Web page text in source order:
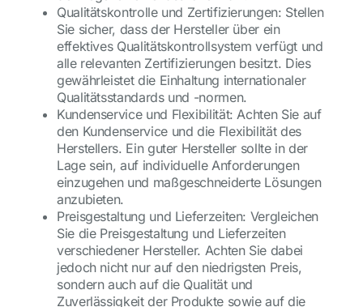
Qualitätskontrolle und Zertifizierungen: Stellen
Sie sicher, dass der Hersteller über ein
effektives Qualitätskontrollsystem verfügt und
alle relevanten Zertifizierungen besitzt. Dies
gewährleistet die Einhaltung internationaler
Qualitätsstandards und -normen.
Kundenservice und Flexibilität: Achten Sie auf
den Kundenservice und die Flexibilität des
Herstellers. Ein guter Hersteller sollte in der
Lage sein, auf individuelle Anforderungen
einzugehen und maßgeschneiderte Lösungen
anzubieten.
Preisgestaltung und Lieferzeiten: Vergleichen
Sie die Preisgestaltung und Lieferzeiten
verschiedener Hersteller. Achten Sie dabei
jedoch nicht nur auf den niedrigsten Preis,
sondern auch auf die Qualität und
Zuverlässigkeit der Produkte sowie auf die